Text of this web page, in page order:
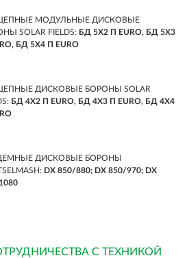
МОДУЛЬНЫЕ ДИСКОВЫЕ
SOLAR FIELDS: БД 5Х2 П EURO, БД 5Х3
БД 5Х4 П EURO
ДИСКОВЫЕ БОРОНЫ SOLAR
БД 4Х2 П EURO, БД 4Х3 П EURO, БД 4Х4
ДИСКОВЫЕ БОРОНЫ
DX 850/880; DX 850/970; DX
С ТЕХНИКОЙ